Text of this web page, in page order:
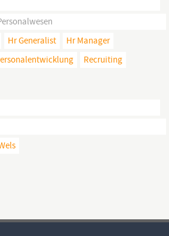
Hr Generalist
Hr Manager
Recruiting